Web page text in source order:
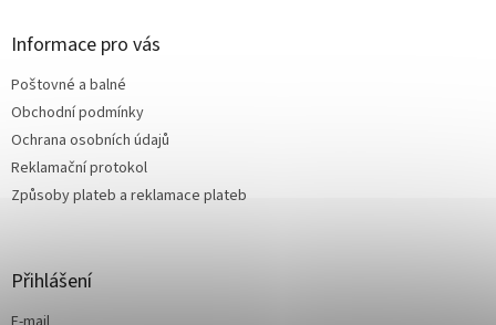
Informace pro vás
Poštovné a balné
Obchodní podmínky
Ochrana osobních údajů
Reklamační protokol
Způsoby plateb a reklamace plateb
Přihlášení